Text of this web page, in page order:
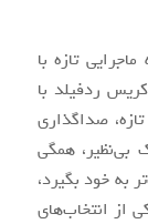
تازه با
ردفیلد با
صداگذاری
بی‌نظیر، همگی
به خود بگیرد،
از انتخاب‌های